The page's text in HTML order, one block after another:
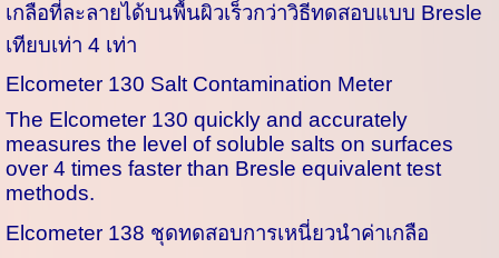
เกลือที่ละลายได้บนพื้นผิวเร็วกว่าวิธีทดสอบแบบ Bresle
เทียบเท่า 4 เท่า
Elcometer 130 Salt Contamination Meter
The Elcometer 130 quickly and accurately
measures the level of soluble salts on surfaces
over 4 times faster than Bresle equivalent test
methods.
Elcometer 138 ชุดทดสอบการเหนี่ยวนำค่าเกลือ